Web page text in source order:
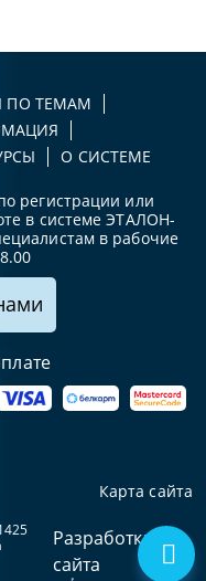
ПО ТЕМАМ
О СИСТЕМЕ
регистрации или
в системе ЭТАЛОН-
в рабочие
Карта сайта
Разработка
сайта